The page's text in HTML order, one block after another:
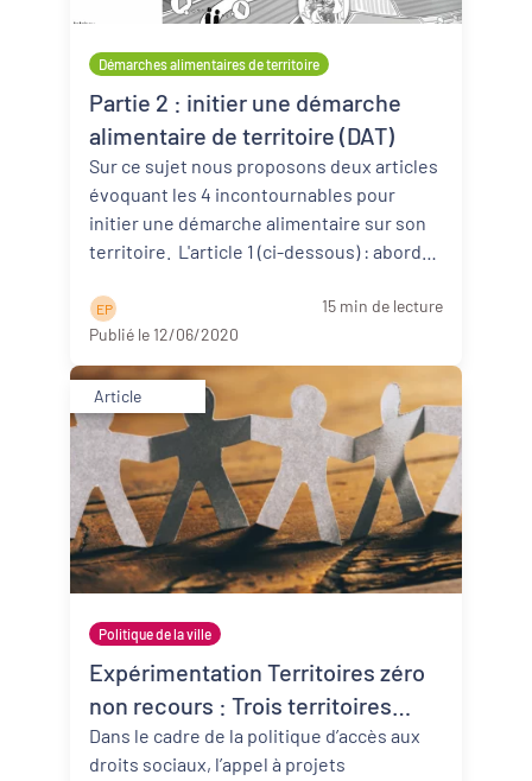
Démarches alimentaires de territoire
Partie 2 : initier une démarche
alimentaire de territoire (DAT)
Sur ce sujet nous proposons deux articles
évoquant les 4 incontournables pour
initier une démarche alimentaire sur son
territoire. L'article 1 (ci-dessous) : aborde
E P
15 min de lecture
Publié le 12/06/2020
Article
Politique de la ville
Expérimentation Territoires zéro
non recours : Trois territoires
néo-aquitains participants !
Dans le cadre de la politique d’accès aux
droits sociaux, l’appel à projets